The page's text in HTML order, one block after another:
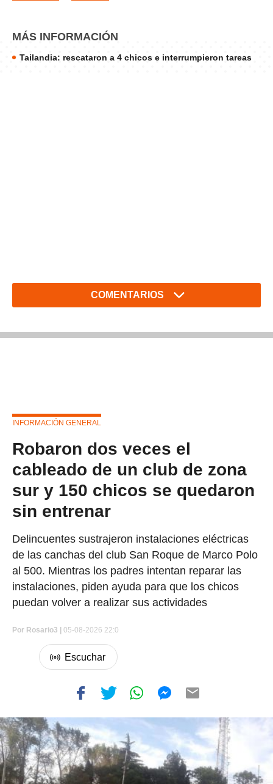
MÁS INFORMACIÓN
Tailandia: rescataron a 4 chicos e interrumpieron tareas
COMENTARIOS